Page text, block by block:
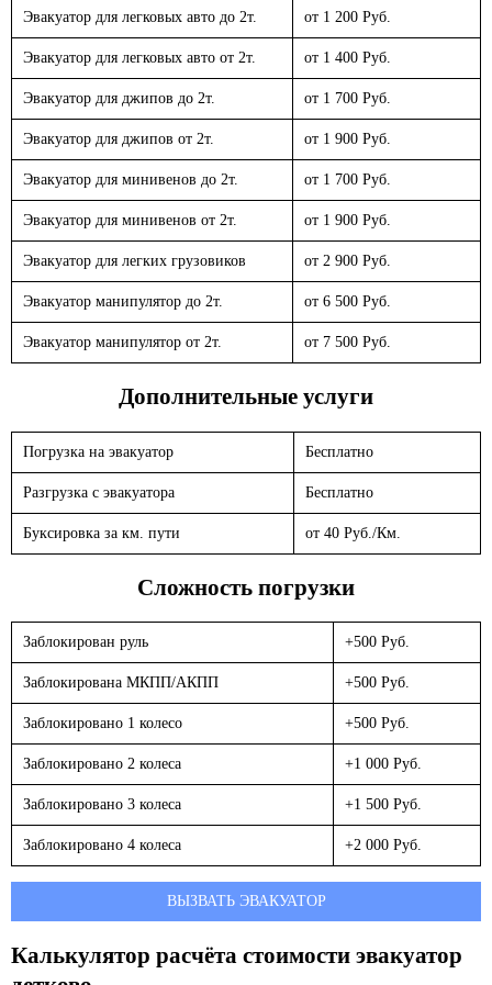
Эвакуатор для легковых авто до 2т. от 1 200 Руб.
Эвакуатор для легковых авто от 2т. от 1 400 Руб.
Эвакуатор для джипов до 2т. от 1 700 Руб.
Эвакуатор для джипов от 2т. от 1 900 Руб.
Эвакуатор для минивенов до 2т. от 1 700 Руб.
Эвакуатор для минивенов от 2т. от 1 900 Руб.
Эвакуатор для легких грузовиков от 2 900 Руб.
Эвакуатор манипулятор до 2т. от 6 500 Руб.
Эвакуатор манипулятор от 2т. от 7 500 Руб.
Дополнительные услуги
Погрузка на эвакуатор Бесплатно
Разгрузка с эвакуатора Бесплатно
Буксировка за км. пути от 40 Руб./Км.
Сложность погрузки
Заблокирован руль +500 Руб.
Заблокирована МКПП/АКПП +500 Руб.
Заблокировано 1 колесо +500 Руб.
Заблокировано 2 колеса +1 000 Руб.
Заблокировано 3 колеса +1 500 Руб.
Заблокировано 4 колеса +2 000 Руб.
ВЫЗВАТЬ ЭВАКУАТОР
Калькулятор расчёта стоимости эвакуатор